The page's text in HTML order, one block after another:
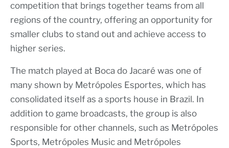
competition that brings together teams from all
regions of the country, offering an opportunity for
smaller clubs to stand out and achieve access to
higher series.
The match played at Boca do Jacaré was one of
many shown by Metrópoles Esportes, which has
consolidated itself as a sports house in Brazil. In
addition to game broadcasts, the group is also
responsible for other channels, such as Metrópoles
Sports, Metrópoles Music and Metrópoles